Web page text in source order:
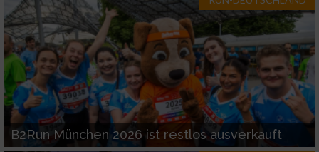
B2Run München 2026 ist restlos ausverkauft
Werbung